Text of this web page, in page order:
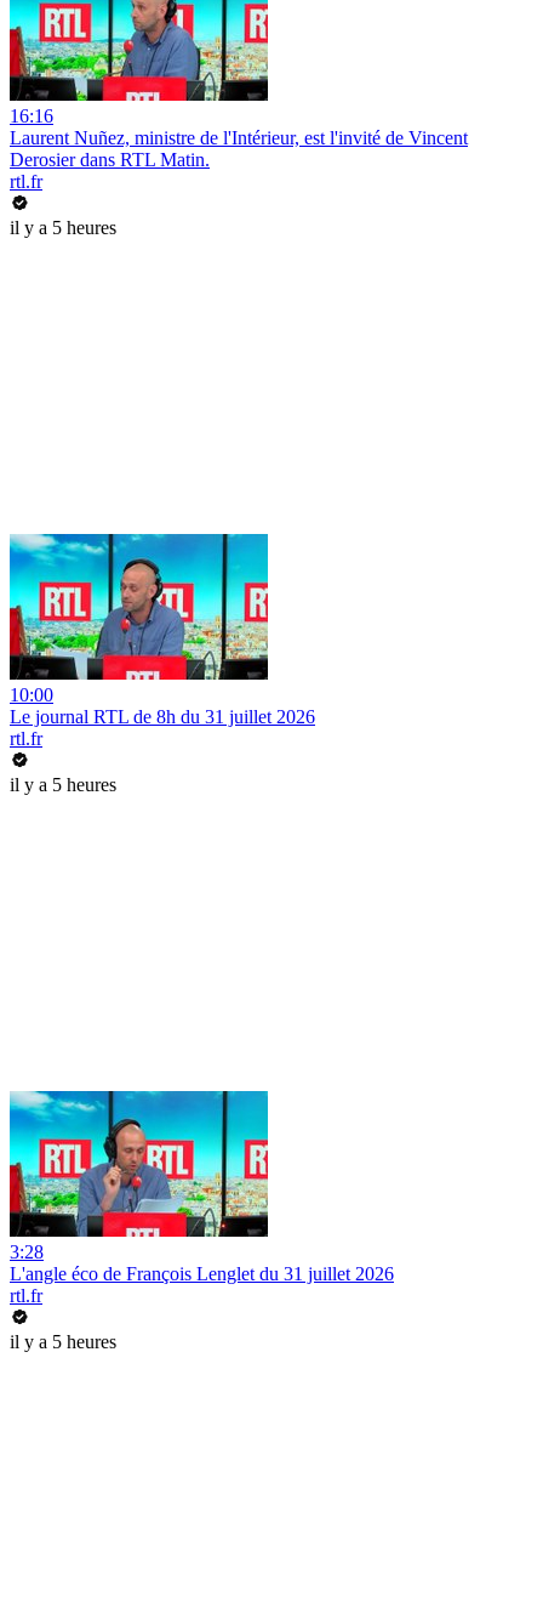
16:16
Laurent Nuñez, ministre de l'Intérieur, est l'invité de Vincent
Derosier dans RTL Matin.
rtl.fr
il y a 5 heures
10:00
Le journal RTL de 8h du 31 juillet 2026
rtl.fr
il y a 5 heures
3:28
L'angle éco de François Lenglet du 31 juillet 2026
rtl.fr
il y a 5 heures